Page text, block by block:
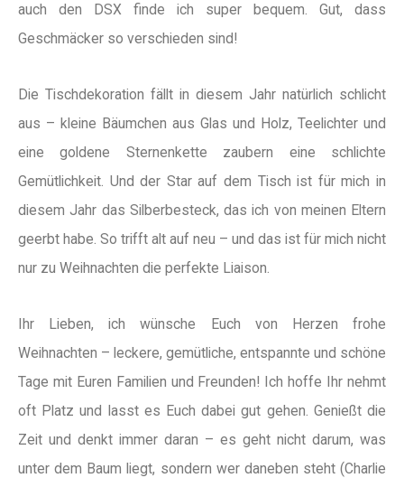
auch den DSX finde ich super bequem. Gut, dass
Geschmäcker so verschieden sind!
Die Tischdekoration fällt in diesem Jahr natürlich schlicht
aus – kleine Bäumchen aus Glas und Holz, Teelichter und
eine goldene Sternenkette zaubern eine schlichte
Gemütlichkeit. Und der Star auf dem Tisch ist für mich in
diesem Jahr das Silberbesteck, das ich von meinen Eltern
geerbt habe. So trifft alt auf neu – und das ist für mich nicht
nur zu Weihnachten die perfekte Liaison.
Ihr Lieben, ich wünsche Euch von Herzen frohe
Weihnachten – leckere, gemütliche, entspannte und schöne
Tage mit Euren Familien und Freunden! Ich hoffe Ihr nehmt
oft Platz und lasst es Euch dabei gut gehen. Genießt die
Zeit und denkt immer daran – es geht nicht darum, was
unter dem Baum liegt, sondern wer daneben steht (Charlie